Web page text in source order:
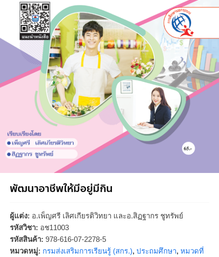
พัฒนาอาชีพให้มีอยู่มีกิน
ผู้แต่ง: อ.เพ็ญศรี เลิศเกียรติวิทยา และอ.สิฏฐากร ชูทรัพย์
รหัสวิชา: อช11003
รหัสสินค้า: 978-616-07-2278-5
หมวดหมู่: กรมส่งเสริมการเรียนรู้ (สกร.), ประถมศึกษา, หมวดที่